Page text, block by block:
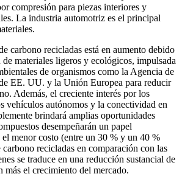
compresión para piezas interiores y
La industria automotriz es el principal
carbono recicladas está en aumento debido
de materiales ligeros y ecológicos, impulsada
de organismos como la Agencia de
EE. UU. y la Unión Europea para reducir
Además, el creciente interés por los
vehículos autónomos y la conectividad en
brindará amplias oportunidades
desempeñarán un papel
menor costo (entre un 30 % y un 40 %
recicladas en comparación con las
se traduce en una reducción sustancial de
más el crecimiento del mercado.